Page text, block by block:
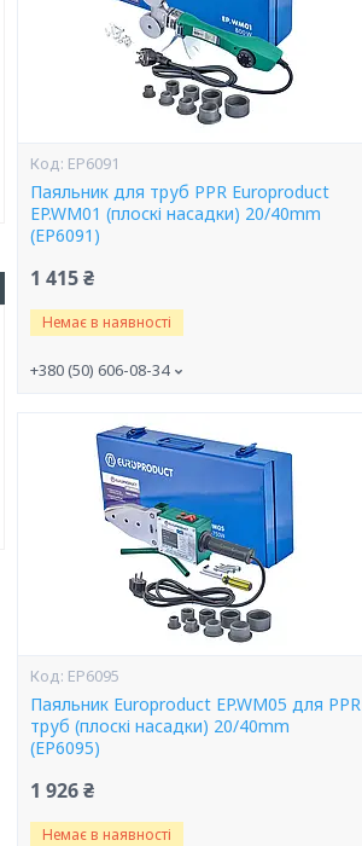
EP6091
Паяльник для труб PPR Europroduct
EP.WM01 (плоскі насадки) 20/40mm
(EP6091)
1 415 ₴
Немає в наявності
+380 (50) 606-08-34
EP6095
Паяльник Europroduct EP.WM05 для PPR
труб (плоскі насадки) 20/40mm
(EP6095)
1 926 ₴
Немає в наявності